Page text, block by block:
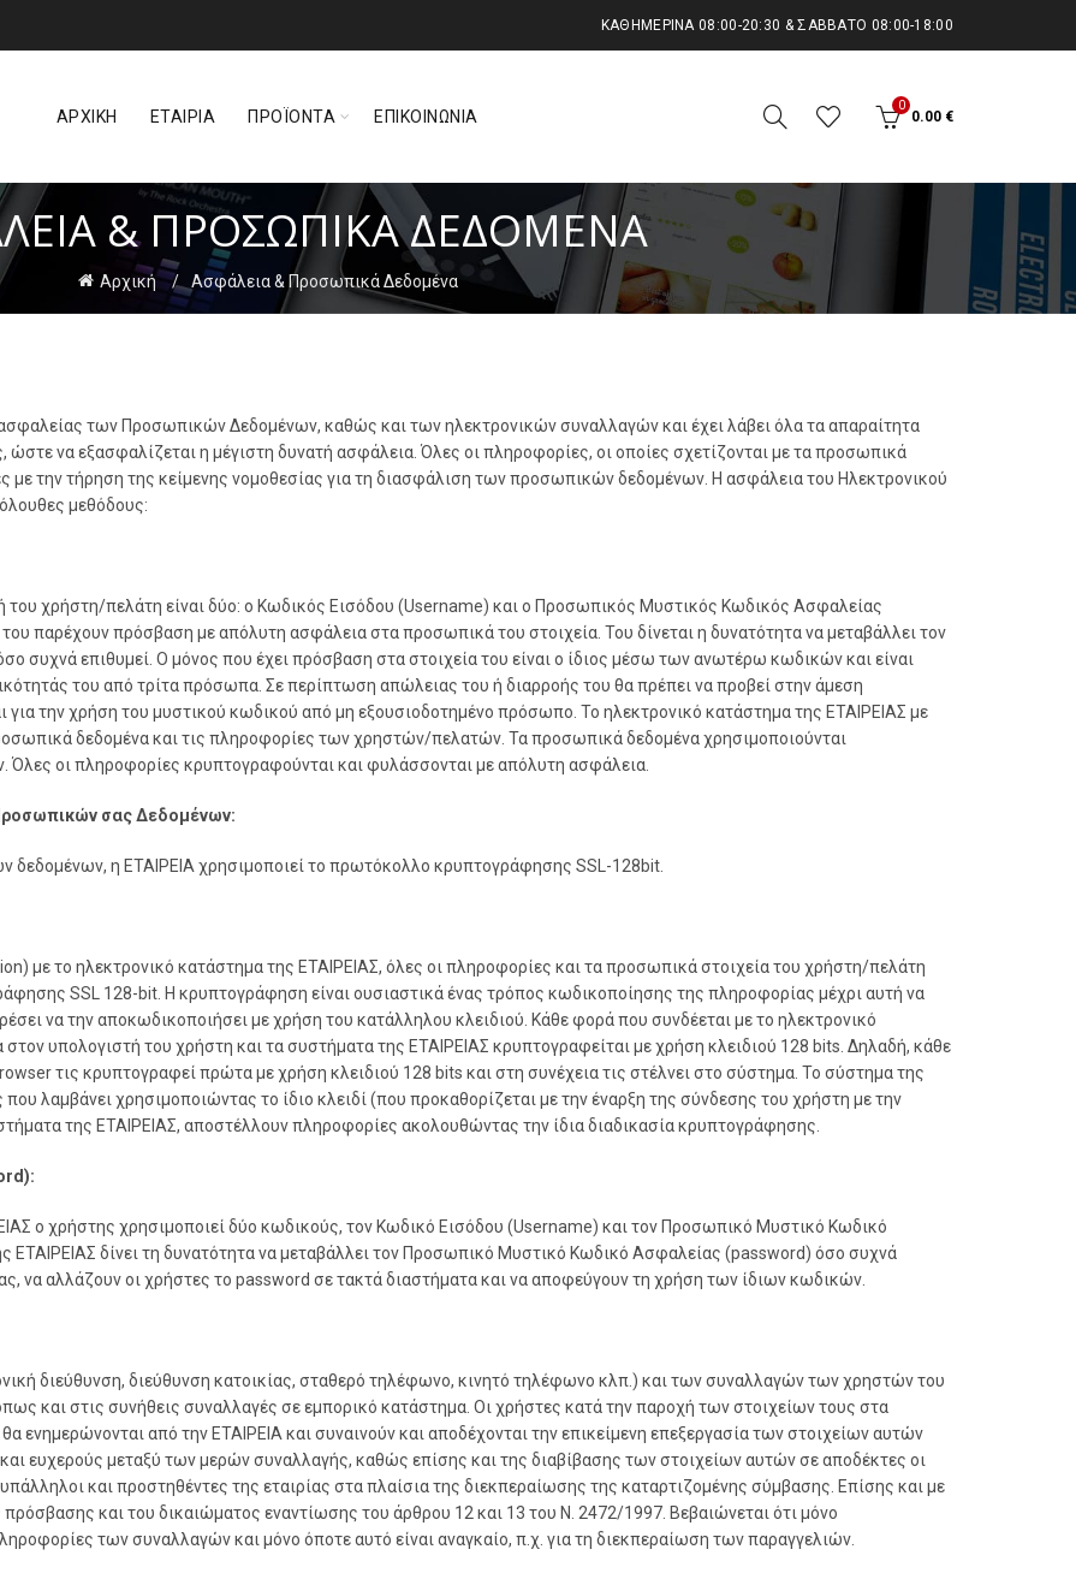
KΑΘΗΜΕΡΙΝΆ 08:00-20:30 & ΣΆΒΒΑΤΟ 08:00-18:00
ΑΡΧΙΚΗ ΕΤΑΙΡΙΑ ΠΡΟΪΟΝΤΑ ΕΠΙΚΟΙΝΩΝΙΑ
0
0.00 €
& ΠΡΟΣΩΠΙΚΆ ΔΕΔΟΜΈΝΑ
Αρχική Ασφάλεια & Προσωπικά Δεδομένα
των Προσωπικών Δεδομένων, καθώς και των ηλεκτρονικών συναλλαγών και έχει λάβει όλα τα απαραίτητα
ώστε να εξασφαλίζεται η μέγιστη δυνατή ασφάλεια. Όλες οι πληροφορίες, οι οποίες σχετίζονται με τα προσωπικά
την τήρηση της κείμενης νομοθεσίας για τη διασφάλιση των προσωπικών δεδομένων. Η ασφάλεια του Ηλεκτρονικού
μεθόδους:
του χρήστη/πελάτη είναι δύο: ο Κωδικός Εισόδου (Username) και ο Προσωπικός Μυστικός Κωδικός Ασφαλείας
παρέχουν πρόσβαση με απόλυτη ασφάλεια στα προσωπικά του στοιχεία. Του δίνεται η δυνατότητα να μεταβάλλει τον
επιθυμεί. Ο μόνος που έχει πρόσβαση στα στοιχεία του είναι ο ίδιος μέσω των ανωτέρω κωδικών και είναι
του από τρίτα πρόσωπα. Σε περίπτωση απώλειας του ή διαρροής του θα πρέπει να προβεί στην άμεση
για την χρήση του μυστικού κωδικού από μη εξουσιοδοτημένο πρόσωπο. Το ηλεκτρονικό κατάστημα της ΕΤΑΙΡΕΙΑΣ με
δεδομένα και τις πληροφορίες των χρηστών/πελατών. Τα προσωπικά δεδομένα χρησιμοποιούνται
Όλες οι πληροφορίες κρυπτογραφούνται και φυλάσσονται με απόλυτη ασφάλεια.
σας Δεδομένων:
δεδομένων, η ΕΤΑΙΡΕΙΑ χρησιμοποιεί το πρωτόκολλο κρυπτογράφησης SSL-128bit.
με το ηλεκτρονικό κατάστημα της ΕΤΑΙΡΕΙΑΣ, όλες οι πληροφορίες και τα προσωπικά στοιχεία του χρήστη/πελάτη
SSL 128-bit. Η κρυπτογράφηση είναι ουσιαστικά ένας τρόπος κωδικοποίησης της πληροφορίας μέχρι αυτή να
να την αποκωδικοποιήσει με χρήση του κατάλληλου κλειδιού. Κάθε φορά που συνδέεται με το ηλεκτρονικό
υπολογιστή του χρήστη και τα συστήματα της ΕΤΑΙΡΕΙΑΣ κρυπτογραφείται με χρήση κλειδιού 128 bits. Δηλαδή, κάθε
τις κρυπτογραφεί πρώτα με χρήση κλειδιού 128 bits και στη συνέχεια τις στέλνει στο σύστημα. Το σύστημα της
λαμβάνει χρησιμοποιώντας το ίδιο κλειδί (που προκαθορίζεται με την έναρξη της σύνδεσης του χρήστη με την
της ΕΤΑΙΡΕΙΑΣ, αποστέλλουν πληροφορίες ακολουθώντας την ίδια διαδικασία κρυπτογράφησης.
ο χρήστης χρησιμοποιεί δύο κωδικούς, τον Kωδικό Εισόδου (Username) και τον Προσωπικό Μυστικό Κωδικό
ΕΤΑΙΡΕΙΑΣ δίνει τη δυνατότητα να μεταβάλλει τον Προσωπικό Μυστικό Κωδικό Ασφαλείας (password) όσο συχνά
να αλλάζουν οι χρήστες το password σε τακτά διαστήματα και να αποφεύγουν τη χρήση των ίδιων κωδικών.
διεύθυνση, διεύθυνση κατοικίας, σταθερό τηλέφωνο, κινητό τηλέφωνο κλπ.) και των συναλλαγών των χρηστών του
και στις συνήθεις συναλλαγές σε εμπορικό κατάστημα. Οι χρήστες κατά την παροχή των στοιχείων τους στα
από την ΕΤΑΙΡΕΙΑ και συναινούν και αποδέχονται την επικείμενη επεξεργασία των στοιχείων αυτών
ευχερούς μεταξύ των μερών συναλλαγής, καθώς επίσης και της διαβίβασης των στοιχείων αυτών σε αποδέκτες οι
υπάλληλοι και προστηθέντες της εταιρίας στα πλαίσια της διεκπεραίωσης της καταρτιζομένης σύμβασης. Επίσης και με
και του δικαιώματος εναντίωσης του άρθρου 12 και 13 του Ν. 2472/1997. Βεβαιώνεται ότι μόνο
των συναλλαγών και μόνο όποτε αυτό είναι αναγκαίο, π.χ. για τη διεκπεραίωση των παραγγελιών.